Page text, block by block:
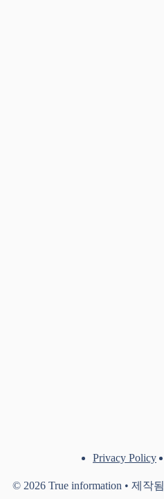
Privacy Policy
© 2026 True information • 제작됨